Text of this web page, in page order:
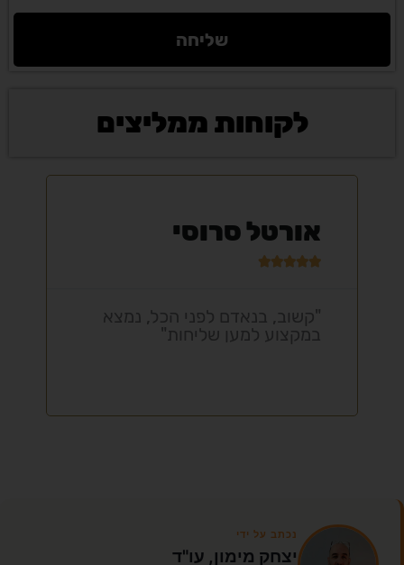
שליחה
לקוחות ממליצים
אורטל סרוסי





"קשוב, בנאדם לפני הכל, נמצא
במקצוע למען שליחות"
נכתב על ידי
יצחק מימון, עו"ד